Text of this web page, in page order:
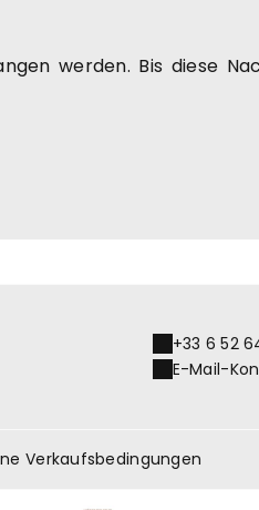
werden. Bis diese
+33 6 52
E-Mail-
Verkaufsbedingungen